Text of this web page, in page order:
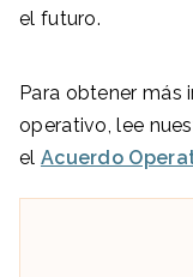
el futuro.
Para obtener más
operativo, lee
el Acuerdo